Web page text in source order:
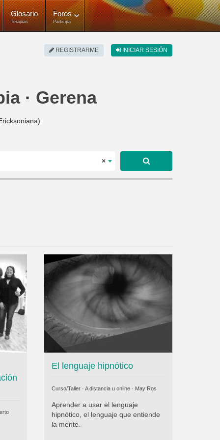
Glosario
Terapias
Foros
Participa
REGISTRARME INICIAR SESIÓN
· Gerena
×
El lenguaje hipnótico
Curso/Taller · A distancia u online · May Ros
Aprender a usar el lenguaje
hipnótico, el lenguaje que entiende
la mente.